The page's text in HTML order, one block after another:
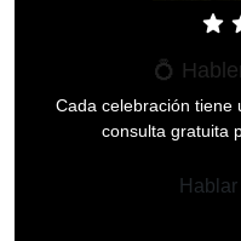
star
💍
Cada celebración tiene
consulta gratuita